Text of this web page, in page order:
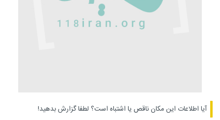
آیا اطلاعات این مکان ناقص یا اشتباه است؟ لطفا گزارش بدهید!